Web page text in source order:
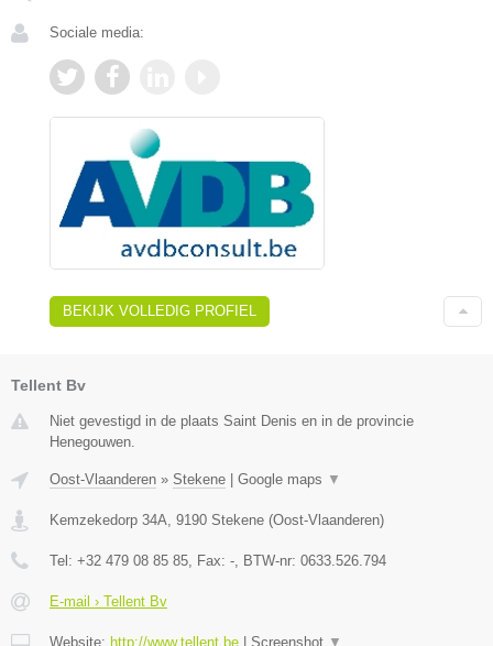
Sociale media:
BEKIJK VOLLEDIG PROFIEL
Tellent Bv
Niet gevestigd in de plaats Saint Denis en in de provincie
Henegouwen.
Oost-Vlaanderen » Stekene | Google maps ▼
Kemzekedorp 34A 9190 Stekene (Oost-Vlaanderen)
Tel: +32 479 08 85 85 , Fax: - , BTW-nr: 0633.526.794
E-mail › Tellent Bv
Website: http://www.tellent.be | Screenshot ▼